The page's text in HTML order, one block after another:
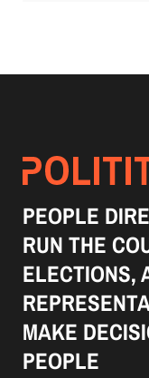
PEOPLE
RUN THE
ELECTIONS,
MAKE
PEOPLE